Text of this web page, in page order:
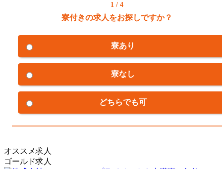
1 / 4
寮付きの求人をお探しですか？
寮あり
寮なし
どちらでも可
オススメ求人
ゴールド求人